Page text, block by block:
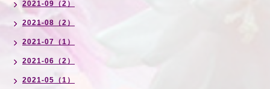
2021-09（2）
2021-08（2）
2021-07（1）
2021-06（2）
2021-05（1）